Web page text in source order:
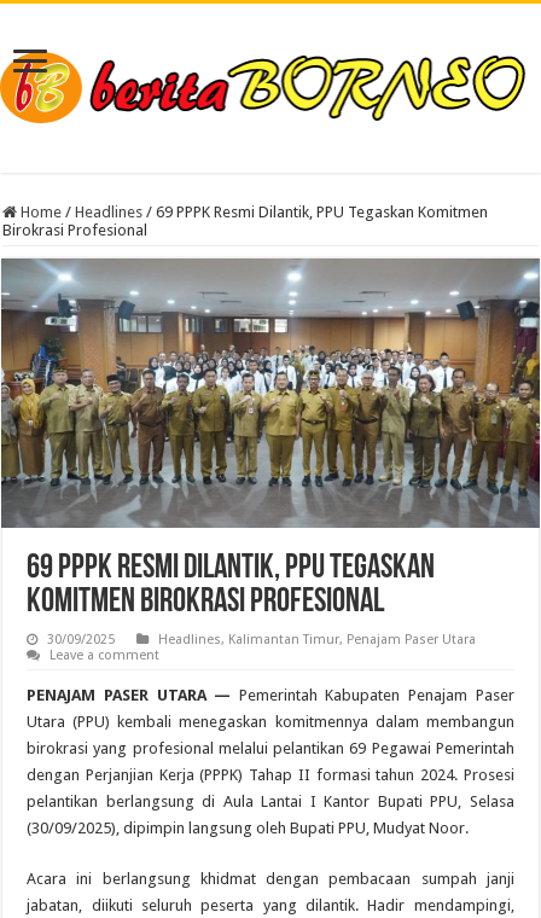
Home / Headlines / 69 PPPK Resmi Dilantik, PPU Tegaskan Komitmen
Birokrasi Profesional
69 PPPK Resmi Dilantik, PPU Tegaskan
Komitmen Birokrasi Profesional
30/09/2025 Headlines, Kalimantan Timur, Penajam Paser Utara
Leave a comment
PENAJAM PASER UTARA — Pemerintah Kabupaten Penajam Paser
Utara (PPU) kembali menegaskan komitmennya dalam membangun
birokrasi yang profesional melalui pelantikan 69 Pegawai Pemerintah
dengan Perjanjian Kerja (PPPK) Tahap II formasi tahun 2024. Prosesi
pelantikan berlangsung di Aula Lantai I Kantor Bupati PPU, Selasa
(30/09/2025), dipimpin langsung oleh Bupati PPU, Mudyat Noor.
Acara ini berlangsung khidmat dengan pembacaan sumpah janji
jabatan, diikuti seluruh peserta yang dilantik. Hadir mendampingi,